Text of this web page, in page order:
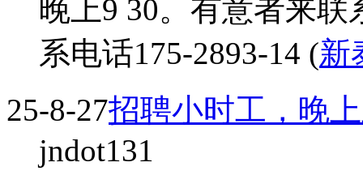
晚上9 30。有意者来
系电话175-2893-14 (新
25-8-27招聘小时工，晚
jndot131